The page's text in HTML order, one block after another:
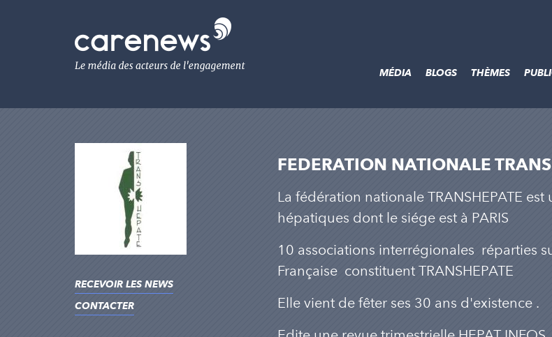
Le
média
de
MÉDIA BLOGS THÈMES
RECEVOIR LES NEWS
CONTACTER
FEDERATION NATIONALE
La fédération nationale TRANSHEPATE
hépatiques dont le siége est à PARIS
10 associations interrégionales réparties
Française constituent TRANSHEPATE
Elle vient de fêter ses 30 ans d'existence .